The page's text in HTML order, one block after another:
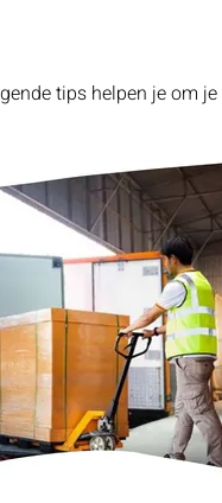
tips helpen je om